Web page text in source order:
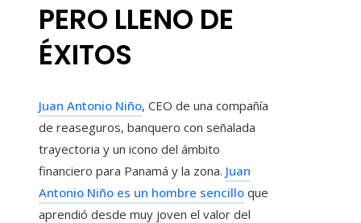
PERO LLENO DE
ÉXITOS
Juan Antonio Niño, CEO de una compañía
de reaseguros, banquero con señalada
trayectoria y un icono del ámbito
financiero para Panamá y la zona. Juan
Antonio Niño es un hombre sencillo que
aprendió desde muy joven el valor del